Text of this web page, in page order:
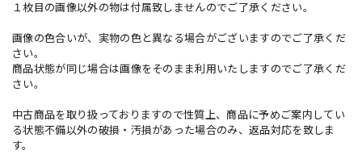
１枚目の画像以外の物は付属致しませんのでご了承ください。
画像の色合いが、実物の色と異なる場合がございますのでご了承くだ
さい。
商品状態が同じ場合は画像をそのまま利用いたしますのでご了承くだ
さい。
中古商品を取り扱っておりますので性質上、商品に予めご案内してい
る状態不備以外の破損・汚損があった場合のみ、返品対応を致しま
す。